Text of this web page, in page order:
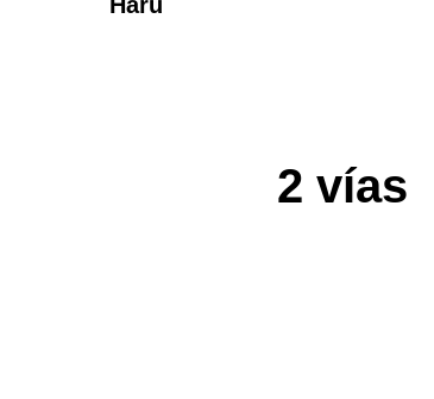
2 vías